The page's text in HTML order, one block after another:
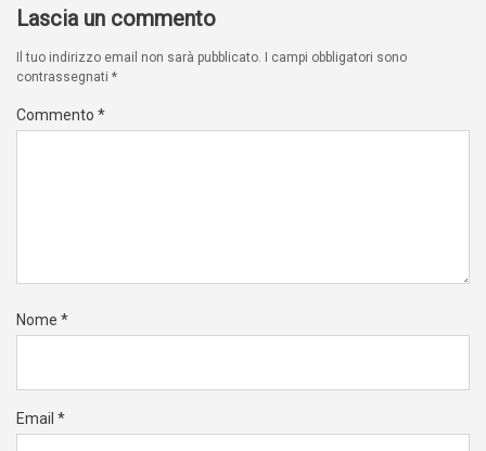
Lascia un commento
Il tuo indirizzo email non sarà pubblicato.
I campi obbligatori sono
contrassegnati *
Commento *
Nome *
Email *